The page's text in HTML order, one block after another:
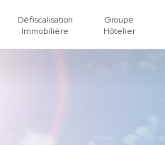
Défiscalisation
Immobilière
Groupe
Hôtelier